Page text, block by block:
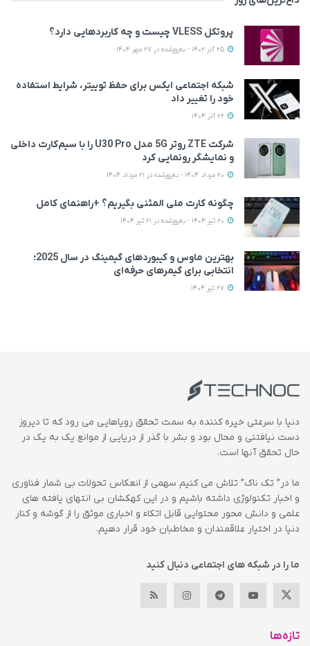
پروتکل VLESS چیست و چه کاربردهایی دارد؟
شبکه اجتماعی ایکس برای حفظ توییتر، شرایط استفاده
خود را تغییر داد
شرکت ZTE روتر 5G مدل U30 Pro را با سیم‌کارت داخلی
و نمایشگر رونمایی کرد
چگونه کارت ملی المثنی بگیریم؟ +راهنمای کامل
بهترین ماوس و کیبوردهای گیمینگ در سال 2025؛
انتخابی برای گیمرهای حرفه‌ای
دنیا با سرعتی خیره کننده به سمت تحقق رویاهایی می رود که تا دیروز
دست نیافتنی و محال بود و بشر با گذر از دریایی از موانع یک به یک در
حال تحقق آنها است.
ما در” تک ناک” تلاش می کنیم سهمی از انعکاس تحولات بی شمار فناوری
و اخبار تکنولوژی داشته باشیم و در این کهکشان بی انتهای یافته های
علمی و دانش محور محتوایی قابل اتکاء و اخباری موثق را از گوشه و کنار
دنیا در اختیار علاقمندان و مخاطبان خود قرار دهیم.
ما را در شبکه های اجتماعی دنبال کنید
تازه‌ها